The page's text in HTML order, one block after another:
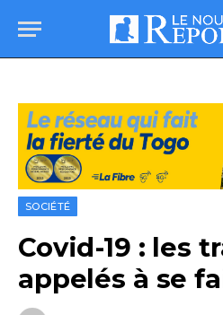
SOCIÉTÉ
Covid-19 : les
appelés à se